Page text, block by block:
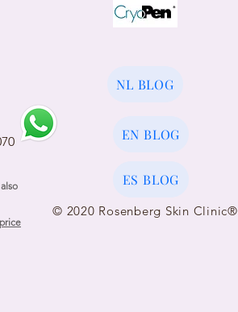
NL BLOG
EN BLOG
© 2020 Rosenberg Skin Clinic®
ES BLOG